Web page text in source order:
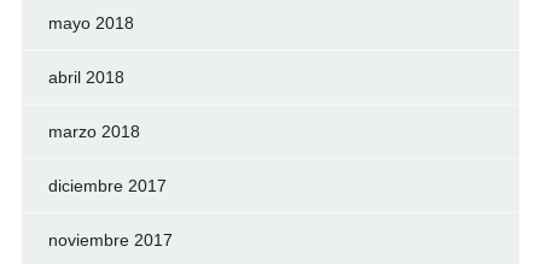
mayo 2018
abril 2018
marzo 2018
diciembre 2017
noviembre 2017